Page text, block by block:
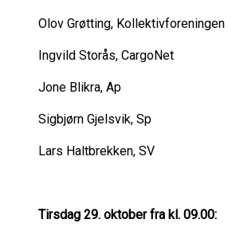
Olov Grøtting, Kollektivforeningen
Ingvild Storås, CargoNet
Jone Blikra, Ap
Sigbjørn Gjelsvik, Sp
Lars Haltbrekken, SV
Tirsdag 29. oktober fra kl. 09.00: